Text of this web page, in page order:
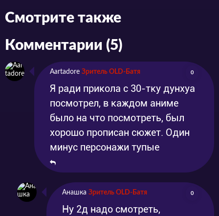
семью и поставил перед собой цель: стать
сильным, чтобы защитить сестру и вернуть
всё, что потерял.
Смотрите также
Комментарии (5)
Aartadore Зритель OLD-Батя 0
Я ради прикола с 30-тку дунхуа
посмотрел, в каждом аниме
было на что посмотреть, был
хорошо прописан сюжет. Один
минус персонажи тупые
Анашка Зритель OLD-Батя 0
Ну 2д надо смотреть,